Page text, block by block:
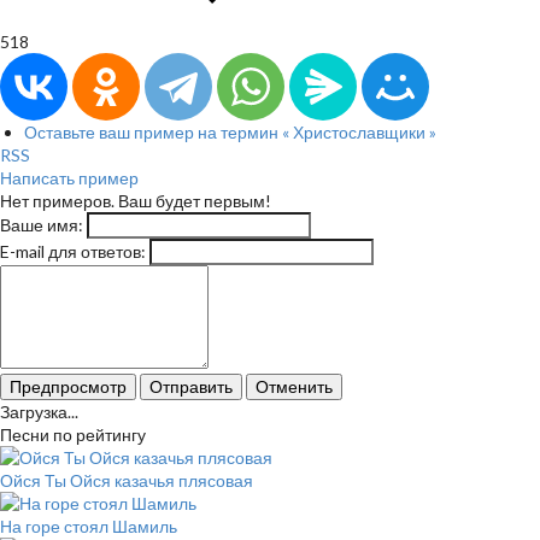
518
Оставьте ваш пример на термин « Христославщики »
RSS
Написать пример
Нет примеров. Ваш будет первым!
Ваше имя:
E-mail для ответов:
Предпросмотр Отправить Отменить
Загрузка...
Песни по рейтингу
Ойся Ты Ойся казачья плясовая
На горе стоял Шамиль